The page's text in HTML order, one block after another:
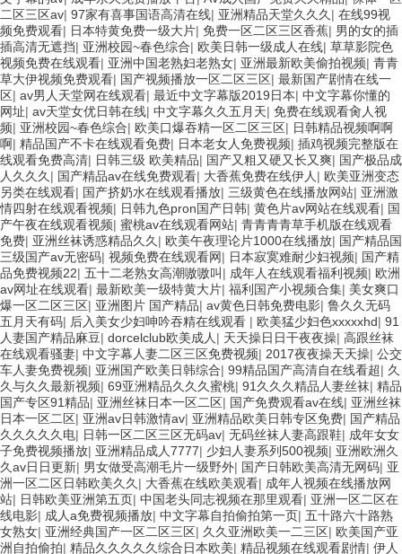
二区三区av| 97家有喜事国语高清在线| 亚洲精品天堂久久久 | 在线99视
频免费观看| 日本特黄免费一级大片| 免费一区二区三区香蕉| 男的女的插
插高清无遮挡| 亚洲校园~春色综合| 欧美日韩一级成人在线| 草草影院色
视频免费在线观看| 亚洲中国老熟妇老熟女| 亚洲最新欧美偷拍视频| 青青
草大伊视频免费观看| 国产视频播放一区二区三区| 最新国产剧情在线一
区| av男人天堂网在线观看| 最近中文字幕版2019日本| 中文字幕你懂的
网址| av天堂女优日韩在线| 中文字幕久久五月天| 免费在线观看肏人视
频| 亚洲校园~春色综合| 欧美口爆吞精一区二区三区| 日韩精品视频啊啊
啊| 精品国产不卡在线观看免费| 日本老女人免费视频| 插鸡视频完整版在
线观看免费高清| 日韩三级 欧美精品| 国产又粗又硬又长又爽| 国产极品成
人久久久 | 国产精品av在线免费观看| 大香蕉免费在线伊人 | 欧美亚洲变态
另类在线观看| 国产挤奶水在线观看播放| 三级黄色在线播放网站| 亚洲激
情四射在线观看视频| 日韩九色pron国产日韩| 黄色片av网站在线观看| 国
产午夜在线观看视频| 蜜桃av在线观看网站| 青青青青草手机版在线观看
免费| 亚洲丝袜诱惑精品久久 | 欧美午夜理论片1000在线播放| 国产精品国
三级国产av无密码| 视频免费在线观看网| 日本寂寞难耐少妇视频| 国产精
品免费视频22| 五十二老熟女高潮嗷嗷叫 | 成年人在线观看福利视频| 欧洲
av网址在线观看| 最新欧美一级特黄大片| 福利国产小视频合集| 美女爽口
爆一区二区三区| 亚洲图片 国产精品| av黄色日韩免费电影| 鲁久久无码
五月天有码| 后入美女少妇呻吟吞精在线观看 | 欧美猛少妇色xxxxxhd| 91
人妻国产精品麻豆| dorcelclub欧美成人 | 天天操日日干夜夜操| 高跟丝袜
在线观看骚妻| 中文字幕人妻二区三区免费视频| 2017夜夜操天天操| 公交
车人妻免费视频| 亚洲国产欧美日韩综合| 99精品国产高清自在线看超| 久
久与久久最新视频| 69亚洲精品久久久蜜桃| 91久久久精品人妻丝袜| 精品
国产专区91精品| 亚洲丝袜日本一区二区| 国产免费观看av在线| 亚洲丝袜
日本一区二区| 亚洲av日韩激情av| 亚洲精品欧美日韩专区免费| 国产精品
久久久久久电| 日韩一区二区三区无码av| 无码丝袜人妻高跟鞋| 成年女女
子免费视频播放| 亚洲精品成人7777| 少妇人妻系列500视频| 亚洲欧洲久
久av日日更新| 男女做受高潮毛片一级野外| 国产日韩欧美高清无网码| 亚
洲一区二区日韩欧美久久 | 大香蕉在线欧美观看| 成年人视频在线播放网
站| 日韩欧美亚洲第五页| 中国老头同志视频在那里观看| 亚洲一区二区在
线电影| 成人a免费视频播放| 中文字幕自拍偷拍第一页| 五十路六十路熟
女熟女| 亚洲经典国产一区二区三区| 久久亚洲欧美一二三区| 欧美国产亚
洲自拍偷拍| 精品久久久久久综合日本欧美| 精品视频在线观看剧情| 伊人